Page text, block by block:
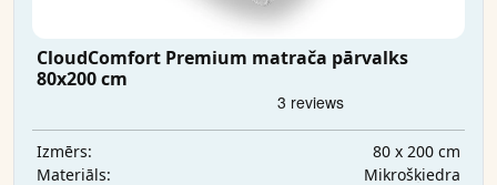
CloudComfort Premium matrača pārvalks
80x200 cm
Izmērs:
80 x 200 cm
Materiāls:
Mikrošķiedra